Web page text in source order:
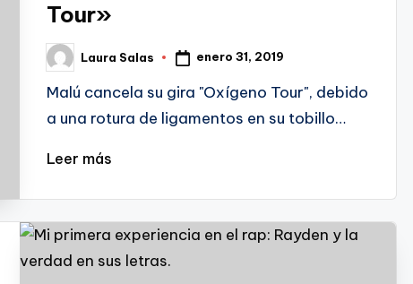
Tour»
Publicado
por
Laura Salas enero 31, 2019
Malú cancela su gira "Oxígeno Tour", debido
a una rotura de ligamentos en su tobillo…
Leer más